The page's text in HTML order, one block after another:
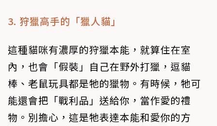
3. 狩獵高手的「獵人貓」
這種貓咪有濃厚的狩獵本能，就算住在室
內，也會「假裝」自己在野外打獵，逗貓
棒、老鼠玩具都是牠的獵物。有時候，牠可
能還會把「戰利品」送給你，當作愛的禮
物。別擔心，這是牠表達本能和愛你的方